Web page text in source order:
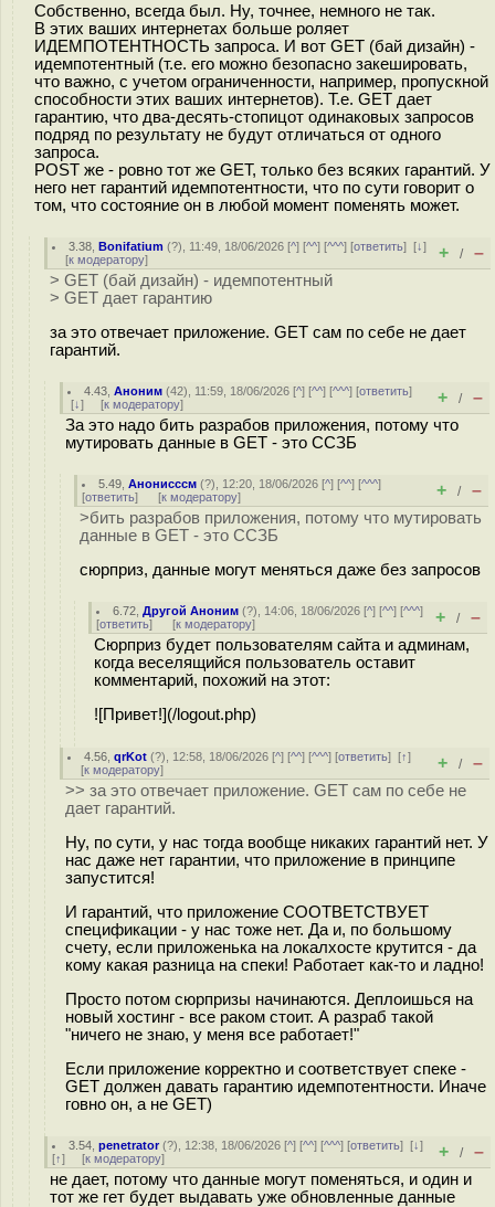
Собственно, всегда был. Ну, точнее, немного не так.
В этих ваших интернетах больше роляет
ИДЕМПОТЕНТНОСТЬ запроса. И вот GET (бай дизайн) -
идемпотентный (т.е. его можно безопасно закешировать,
что важно, с учетом ограниченности, например, пропускной
способности этих ваших интернетов). Т.е. GET дает
гарантию, что два-десять-стопицот одинаковых запросов
подряд по результату не будут отличаться от одного
запроса.
POST же - ровно тот же GET, только без всяких гарантий. У
него нет гарантий идемпотентности, что по сути говорит о
том, что состояние он в любой момент поменять может.
3.38 ,Bonifatium (?), 11:49, 18/06/2026 [^] [^^] [^^^] [ответить][↓]
[к модератору] + / –
> GET (бай дизайн) - идемпотентный
> GET дает гарантию
за это отвечает приложение. GET сам по себе не дает
гарантий.
4.43 ,Аноним (42), 11:59, 18/06/2026 [^] [^^] [^^^] [ответить]
[↓] [к модератору] + / –
За это надо бить разрабов приложения, потому что
мутировать данные в GET - это ССЗБ
5.49 ,Анонисссм (?), 12:20, 18/06/2026 [^] [^^] [^^^]
[ответить] [к модератору] + / –
>бить разрабов приложения, потому что мутировать
данные в GET - это ССЗБ
сюрприз, данные могут меняться даже без запросов
6.72 ,Другой Аноним (?), 14:06, 18/06/2026 [^] [^^] [^^^]
[ответить] [к модератору] + / –
Сюрприз будет пользователям сайта и админам,
когда веселящийся пользователь оставит
комментарий, похожий на этот:
![Привет!](/logout.php)
4.56 ,qrKot (?), 12:58, 18/06/2026 [^] [^^] [^^^] [ответить][↑]
[к модератору] + / –
>> за это отвечает приложение. GET сам по себе не
дает гарантий.
Ну, по сути, у нас тогда вообще никаких гарантий нет. У
нас даже нет гарантии, что приложение в принципе
запустится!
И гарантий, что приложение СООТВЕТСТВУЕТ
спецификации - у нас тоже нет. Да и, по большому
счету, если приложенька на локалхосте крутится - да
кому какая разница на спеки! Работает как-то и ладно!
Просто потом сюрпризы начинаются. Деплоишься на
новый хостинг - все раком стоит. А разраб такой
"ничего не знаю, у меня все работает!"
Если приложение корректно и соответствует спеке -
GET должен давать гарантию идемпотентности. Иначе
говно он, а не GET)
3.54 ,penetrator(?), 12:38, 18/06/2026 [^] [^^] [^^^] [ответить][↓]
[↑] [к модератору] + / –
не дает, потому что данные могут поменяться, и один и
тот же гет будет выдавать уже обновленные данные